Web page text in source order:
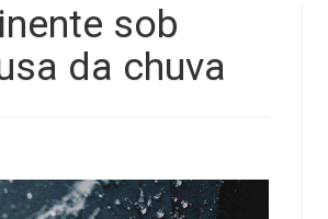
sob
da chuva